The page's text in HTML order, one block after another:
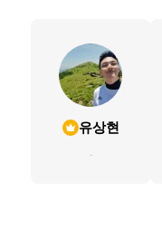
유상현
.